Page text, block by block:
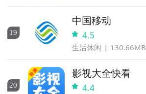
19
中国移动
4.5
生活休闲 130.66MB
20
影视大全快看
4.4